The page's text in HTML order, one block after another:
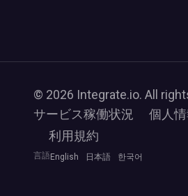
© 2026 Integrate.io. All
サービス稼働状況
個人
利用規約
言語 English 日本語 한국어